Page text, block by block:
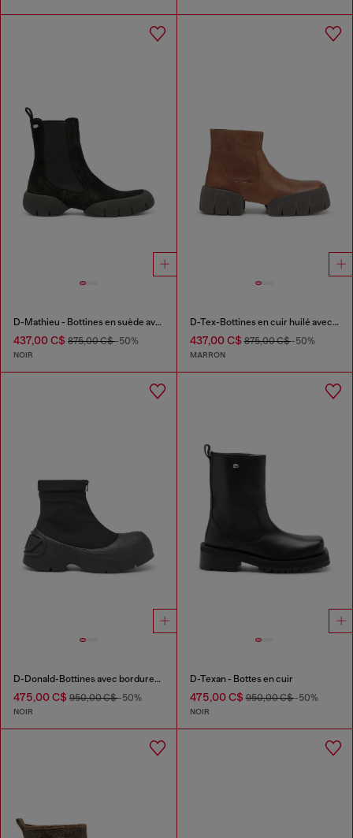
D-Mathieu - Bottines en suède avec semelle en caoutchouc
437,00 C$ 875,00 C$-50%
NOIR
D-Tex-Bottines en cuir huilé avec semelle fendue
437,00 C$875,00 C$-50%
MARRON
D-Donald-Bottines avec bordures en caoutchouc
475,00 C$ 950,00 C$-50%
NOIR
D-Texan - Bottes en cuir
475,00 C$950,00 C$-50%
NOIR